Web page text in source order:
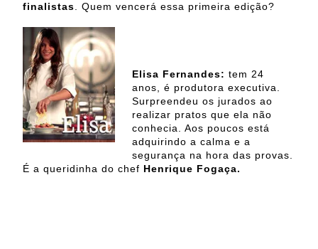
finalistas. Quem vencerá essa primeira edição?
Elisa Fernandes: tem 24
anos, é produtora executiva.
Surpreendeu os jurados ao
realizar pratos que ela não
conhecia. Aos poucos está
adquirindo a calma e a
segurança na hora das provas.
É a queridinha do chef Henrique Fogaça.